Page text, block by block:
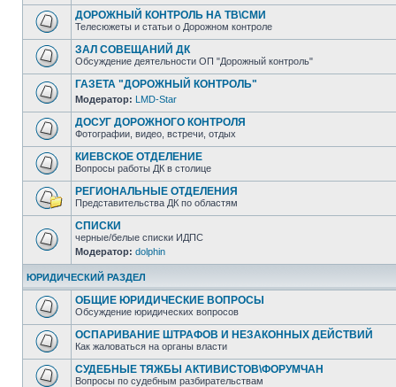
ДОРОЖНЫЙ КОНТРОЛЬ НА ТВ\СМИ
Телесюжеты и статьи о Дорожном контроле
ЗАЛ СОВЕЩАНИЙ ДК
Обсуждение деятельности ОП "Дорожный контроль"
ГАЗЕТА "ДОРОЖНЫЙ КОНТРОЛЬ"
Модератор: LMD-Star
ДОСУГ ДОРОЖНОГО КОНТРОЛЯ
Фотографии, видео, встречи, отдых
КИЕВСКОЕ ОТДЕЛЕНИЕ
Вопросы работы ДК в столице
РЕГИОНАЛЬНЫЕ ОТДЕЛЕНИЯ
Представительства ДК по областям
СПИСКИ
черные/белые списки ИДПС
Модератор: dolphin
ЮРИДИЧЕСКИЙ РАЗДЕЛ
ОБЩИЕ ЮРИДИЧЕСКИЕ ВОПРОСЫ
Обсуждение юридических вопросов
ОСПАРИВАНИЕ ШТРАФОВ И НЕЗАКОННЫХ ДЕЙСТВИЙ
Как жаловаться на органы власти
СУДЕБНЫЕ ТЯЖБЫ АКТИВИСТОВ\ФОРУМЧАН
Вопросы по судебным разбирательствам